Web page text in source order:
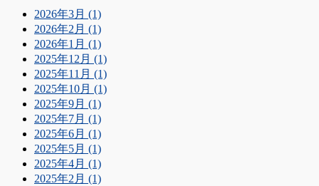
2026年3月 (1)
2026年2月 (1)
2026年1月 (1)
2025年12月 (1)
2025年11月 (1)
2025年10月 (1)
2025年9月 (1)
2025年7月 (1)
2025年6月 (1)
2025年5月 (1)
2025年4月 (1)
2025年2月 (1)